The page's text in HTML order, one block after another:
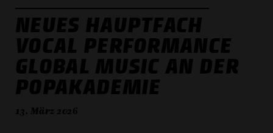
NEUES HAUPTFACH
VOCAL PERFORMANCE
GLOBAL MUSIC AN DER
POPAKADEMIE
13. März 2026